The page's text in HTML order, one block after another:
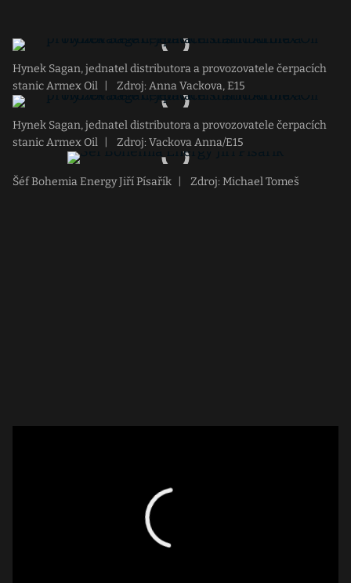
Hynek Sagan, jednatel distributora a provozovatele čerpacích
stanic Armex Oil
Zdroj: Anna Vackova, E15
Hynek Sagan, jednatel distributora a provozovatele čerpacích
stanic Armex Oil
Zdroj: Vackova Anna/E15
Šéf Bohemia Energy Jiří Písařík Zdroj: Michael Tomeš